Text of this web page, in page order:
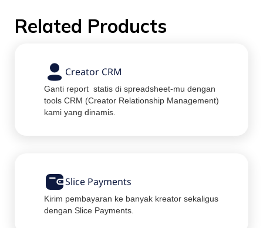
Related Products
Creator CRM
Ganti report statis di spreadsheet-mu dengan
tools CRM (Creator Relationship Management)
kami yang dinamis.
Slice Payments
Kirim pembayaran ke banyak kreator sekaligus
dengan Slice Payments.